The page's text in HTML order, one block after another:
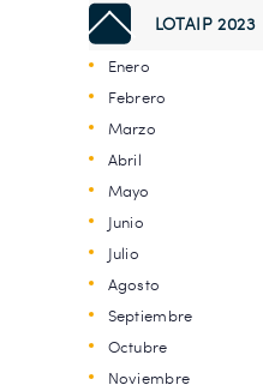
LOTAIP 2023
Enero
Febrero
Marzo
Abril
Mayo
Junio
Julio
Agosto
Septiembre
Octubre
Noviembre